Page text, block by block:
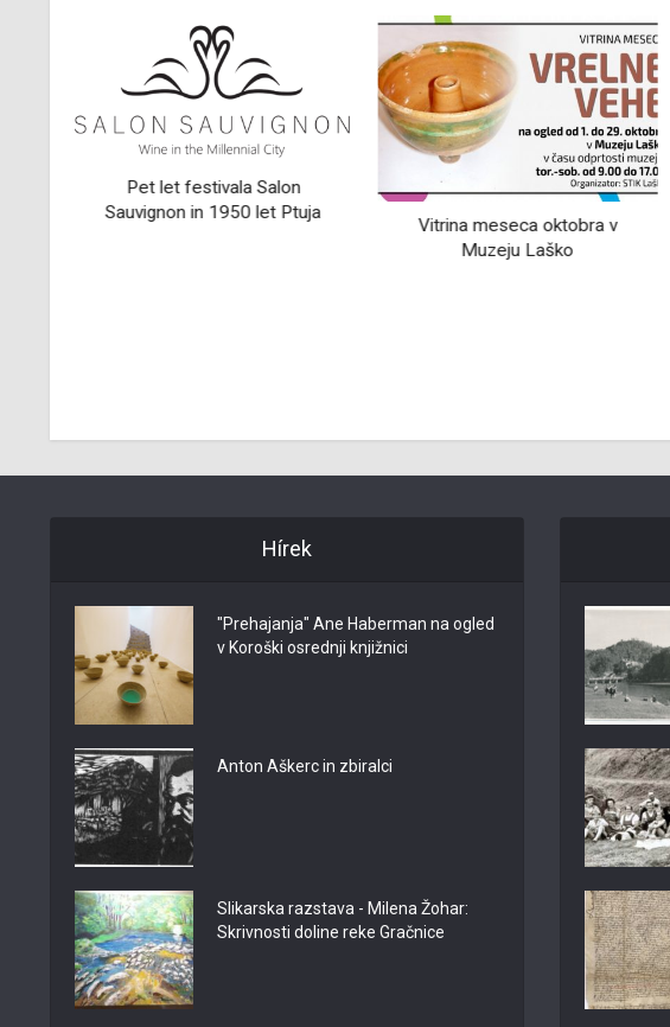
Pet let festivala Salon
Sauvignon in 1950 let Ptuja
Vitrina meseca oktobra v
Muzeju Laško
Hírek
"Prehajanja" Ane Haberman na ogled
v Koroški osrednji knjižnici
Anton Aškerc in zbiralci
Slikarska razstava - Milena Žohar:
Skrivnosti doline reke Gračnice